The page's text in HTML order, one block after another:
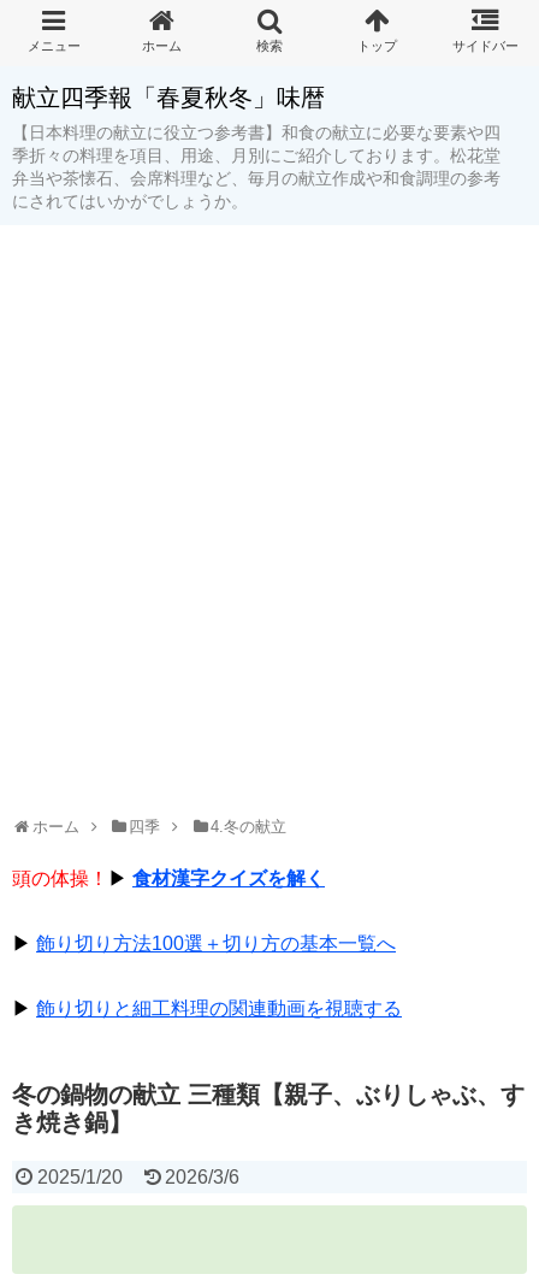
献立四季報「春夏秋冬」味暦
【日本料理の献立に役立つ参考書】和食の献立に必要な要素や四
季折々の料理を項目、用途、月別にご紹介しております。松花堂
弁当や茶懐石、会席料理など、毎月の献立作成や和食調理の参考
にされてはいかがでしょうか。
ホーム 四季 4.冬の献立
頭の体操！ ▶ 食材漢字クイズを解く
▶ 飾り切り方法100選＋切り方の基本一覧へ
▶ 飾り切りと細工料理の関連動画を視聴する
冬の鍋物の献立 三種類【親子、ぶりしゃぶ、す
き焼き鍋】
2025/1/20 2026/3/6